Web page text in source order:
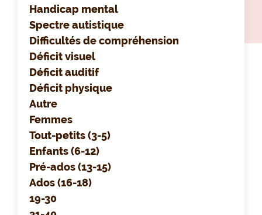
Handicap mental
Spectre autistique
Difficultés de compréhension
Déficit visuel
Déficit auditif
Déficit physique
Autre
Femmes
Tout-petits (3-5)
Enfants (6-12)
Pré-ados (13-15)
Ados (16-18)
19-30